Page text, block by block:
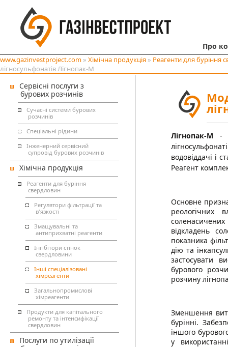
Про
www.gazinvestproject.com » Хімічна продукція » Реагенти для буріння
лігносульфонатів Лігнопак-М
Сервісні послуги з
бурових розчинів
Сучасні системи бурових
розчинів
Спеціальні рідини
Інженерний сервісний
супровід бурових розчинів
Хімічна продукція
Реагенти для буріння
свердловин
Регулятори фільтрації та
в'язкості
Змащувальні та
антиприхватні реагенти
Інгібітори стінок
свердловини
Інші спеціалізовані
хімреагенти
Загальнопромислові
хімреагенти
Продукти для капітального
ремонту та інтенсифікації
свердловин
Послуги по утилізації
Лігнопак-М -
водовіддачі і
Реагент
Основне
реологічних
відкладень
показника
дію та
застосувати
бурового
розчину
Зменшення
бурінні.
іншого
у